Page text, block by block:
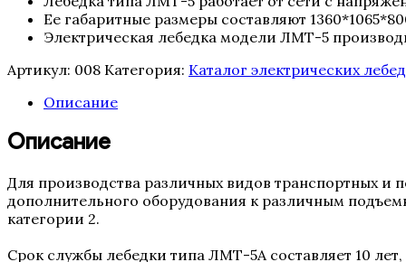
Ее габаритные размеры составляют
Электрическая лебедка модели ЛМТ-5
Артикул: 008 Категория: Каталог электрических
Описание
Описание
Для производства различных видов транспортных и
дополнительного оборудования к различным
категории 2.
Срок службы лебедки типа ЛМТ-5А составляет 10